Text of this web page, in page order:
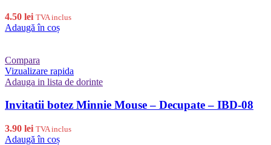
4.50 lei TVA inclus
Adaugă în coș
Compara
Vizualizare rapida
Adauga in lista de dorinte
Invitatii botez Minnie Mouse – Decupate – IBD-08
3.90 lei TVA inclus
Adaugă în coș